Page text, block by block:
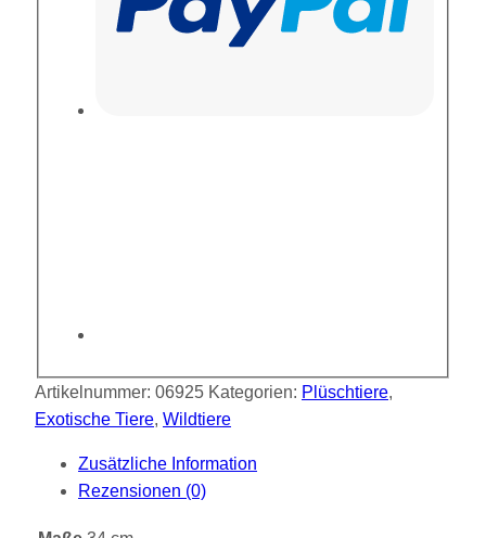
Artikelnummer: 06925 Kategorien: Plüschtiere,
Exotische Tiere, Wildtiere
Zusätzliche Information
Rezensionen (0)